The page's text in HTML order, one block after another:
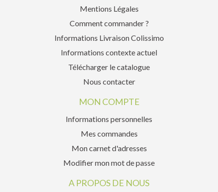
Mentions Légales
Comment commander ?
Informations Livraison Colissimo
Informations contexte actuel
Télécharger le catalogue
Nous contacter
MON COMPTE
Informations personnelles
Mes commandes
Mon carnet d'adresses
Modifier mon mot de passe
A PROPOS DE NOUS